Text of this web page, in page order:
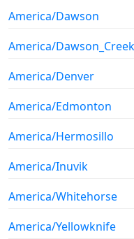
America/Dawson
America/Dawson_Creek
America/Denver
America/Edmonton
America/Hermosillo
America/Inuvik
America/Whitehorse
America/Yellowknife